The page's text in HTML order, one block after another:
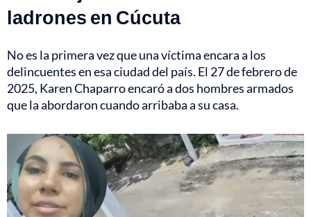
ladrones en Cúcuta
No es la primera vez que una víctima encara a los
delincuentes en esa ciudad del país. El 27 de febrero de
2025, Karen Chaparroencaró a dos hombres armados
que la abordaron cuando arribaba a su casa.